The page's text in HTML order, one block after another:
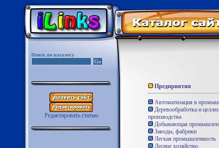
Поиск по каталогу
Редактировать статью
Предприятия
Автоматизация в
Деревообработка и
производства
Добывающая
Заводы, фабрики
Легкая промышленность
Лесное хозяйство